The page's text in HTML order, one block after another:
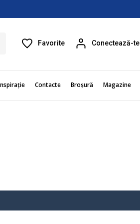
Favorite Conectează-te
Contacte Broșură Magazine